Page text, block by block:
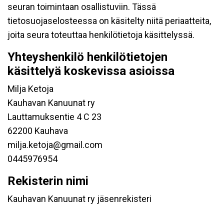
seuran toimintaan osallistuviin. Tässä
tietosuojaselosteessa on käsitelty niitä periaatteita,
joita seura toteuttaa henkilötietoja käsittelyssä.
Yhteyshenkilö henkilötietojen
käsittelyä koskevissa asioissa
Milja Ketoja
Kauhavan Kanuunat ry
Lauttamuksentie 4 C 23
62200 Kauhava
milja.ketoja@gmail.com
0445976954
Rekisterin nimi
Kauhavan Kanuunat ry jäsenrekisteri